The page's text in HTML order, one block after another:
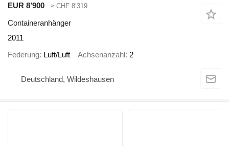
EUR 8’900
≈ CHF 8’319
Containeranhänger
2011
Federung Luft/Luft Achsenanzahl 2
Deutschland, Wildeshausen